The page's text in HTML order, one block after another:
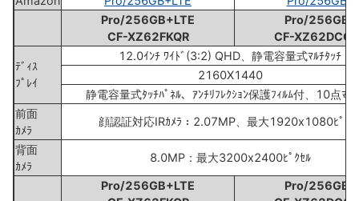
Pro/256GB+LTE
CF-XZ62FKQR
Pro/256GB
CF-XZ62DCQR
ﾃﾞｨｽ
ﾌﾟﾚｲ
12.0ｲﾝﾁ ﾜｲﾄﾞ(3:2) QHD、静電容量式ﾏﾙﾁﾀｯﾁ
2160X1440
静電容量式ﾀｯﾁﾊﾟﾈﾙ、ｱﾝﾁﾘﾌﾚｸｼｮﾝ保護ﾌｨﾙﾑ付、10点ﾏﾙ
前面
ｶﾒﾗ
顔認証対応IRｶﾒﾗ：2.07MP、最大1920x1080ﾋﾟｸｾ
背面
ｶﾒﾗ
8.0MP：最大3200x2400ﾋﾟｸｾﾙ
Pro/256GB+LTE
Pro/256GB